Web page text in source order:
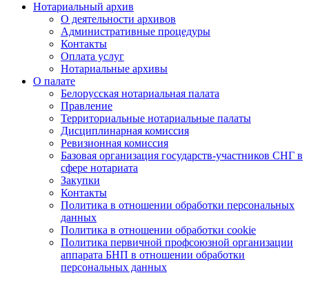
Нотариальный архив
О деятельности архивов
Административные процедуры
Контакты
Оплата услуг
Нотариальные архивы
О палате
Белорусская нотариальная палата
Правление
Территориальные нотариальные палаты
Дисциплинарная комиссия
Ревизионная комиссия
Базовая организация государств-участников СНГ в
сфере нотариата
Закупки
Контакты
Политика в отношении обработки персональных
данных
Политика в отношении обработки cookie
Политика первичной профсоюзной организации
аппарата БНП в отношении обработки
персональных данных